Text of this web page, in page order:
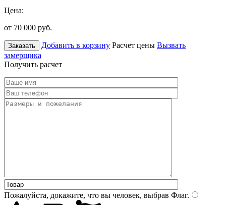
Цена:
от 70 000 руб.
Заказать Добавить в корзину Расчет цены Вызвать
замерщика
Получить расчет
Пожалуйста, докажите, что вы человек, выбрав Флаг.